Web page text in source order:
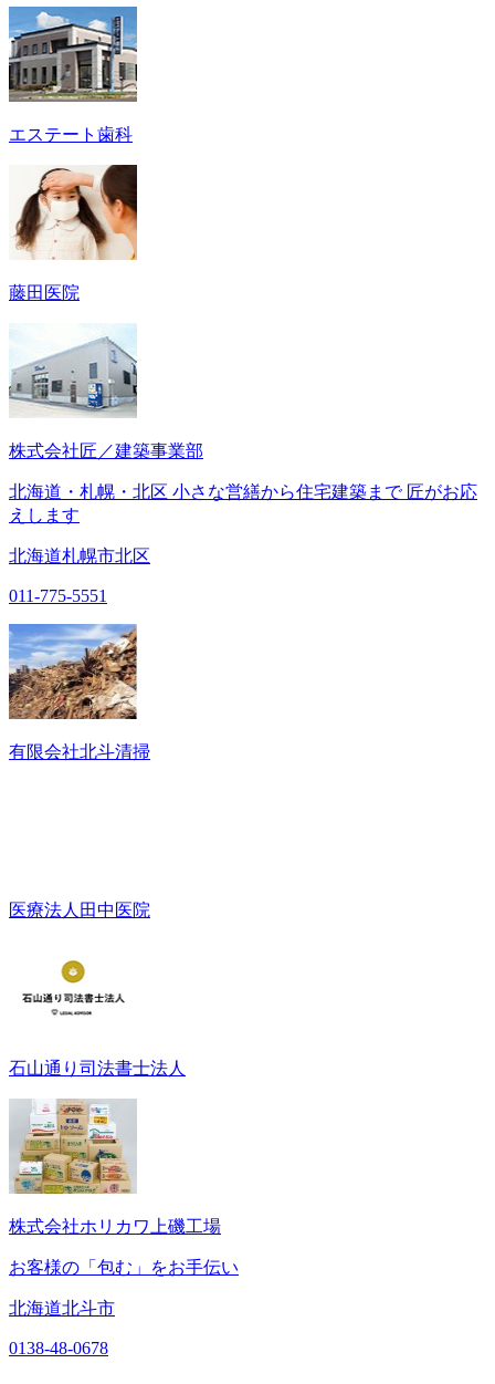
エステート歯科
藤田医院
株式会社匠／建築事業部
北海道・札幌・北区 小さな営繕から住宅建築まで 匠がお応
えします
北海道札幌市北区
011-775-5551
有限会社北斗清掃
医療法人田中医院
石山通り司法書士法人
株式会社ホリカワ上磯工場
お客様の「包む」をお手伝い
北海道北斗市
0138-48-0678